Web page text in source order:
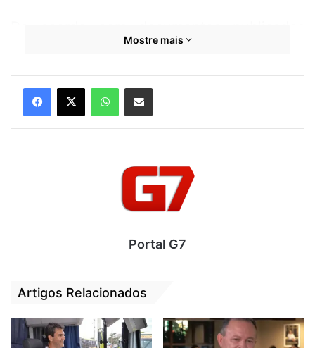
pelo Marrapá, um site batizado de Diário 98
único objetivo, atacar desafetos. Segundo o
Marrapá, o D98 teria sido registrado no
nome e CPF do jornalista Raimundo
Rafael Arrais (subsecretário da Secom no
Maranhão) e por um tal de calça-curta,
Marco Aurélio Oliveira (Secretário Adjunto
Mostre mais
Portal G7
Artigos Relacionados